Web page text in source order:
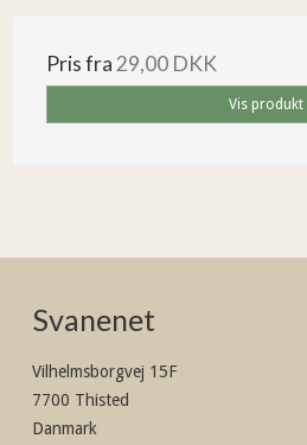
Pris fra 29,00 DKK
Vis produkt
Svanenet
Vilhelmsborgvej 15F
7700 Thisted
Danmark